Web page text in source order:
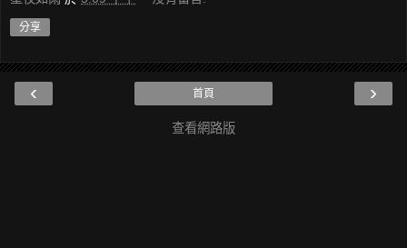
分享
‹ ›
首頁
查看網路版